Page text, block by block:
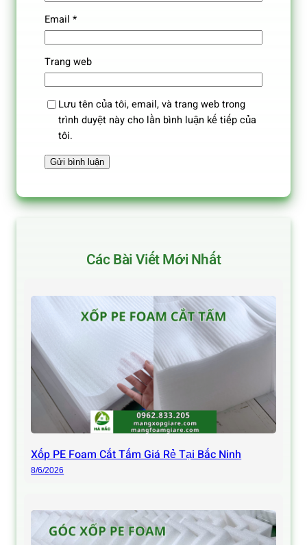
Email *
Trang web
Lưu tên của tôi, email, và trang web trong
trình duyệt này cho lần bình luận kế tiếp của
tôi.
Các Bài Viết Mới Nhất
Xốp PE Foam Cắt Tấm Giá Rẻ Tại Bắc Ninh
8/6/2026